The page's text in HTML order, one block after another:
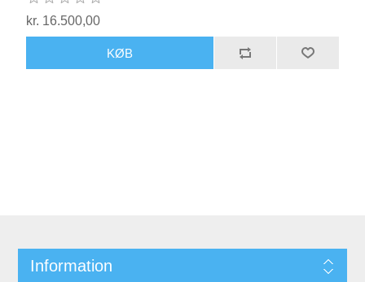
kr. 16.500,00
Information